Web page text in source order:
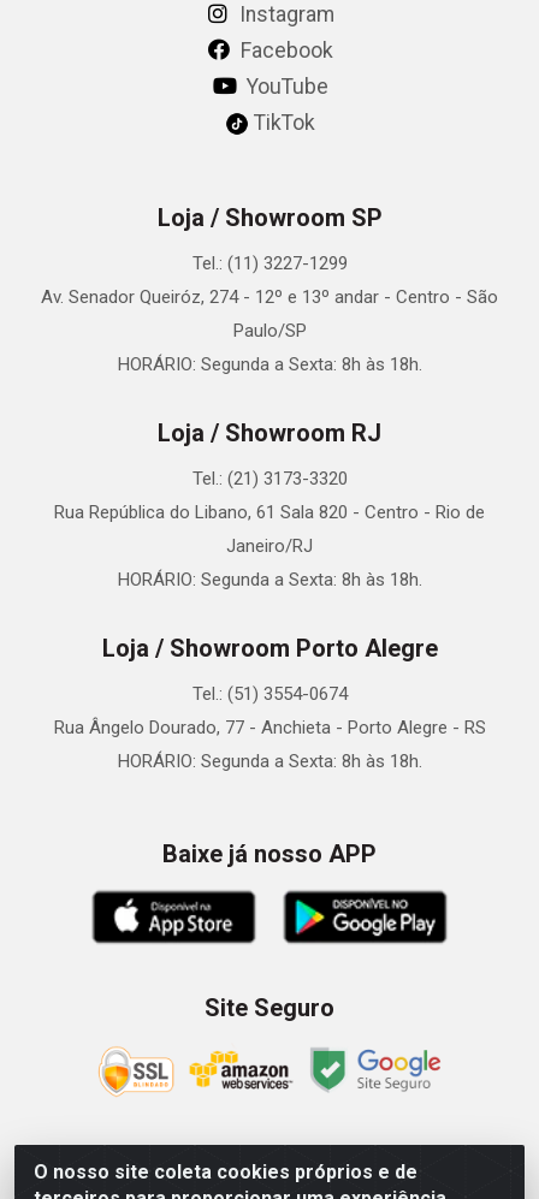
O nosso site coleta cookies próprios e de
Instagram
Facebook
YouTube
TikTok
Loja / Showroom SP
Tel.: (11) 3227-1299
Av. Senador Queiróz, 274 - 12º e 13º andar - Centro - São
Paulo/SP
HORÁRIO: Segunda a Sexta: 8h às 18h.
Loja / Showroom RJ
Tel.: (21) 3173-3320
Rua República do Libano, 61 Sala 820 - Centro - Rio de
Janeiro/RJ
HORÁRIO: Segunda a Sexta: 8h às 18h.
Loja / Showroom Porto Alegre
Tel.: (51) 3554-0674
Rua Ângelo Dourado, 77 - Anchieta - Porto Alegre - RS
HORÁRIO: Segunda a Sexta: 8h às 18h.
Baixe já nosso APP
Site Seguro
Zein Importação e Comércio LTDA - Av. Senador Queiróz, 274